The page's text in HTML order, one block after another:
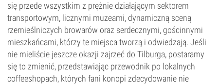
się przede wszystkim z prężnie działającym sektorem
transportowym, licznymi muzeami, dynamiczną sceną
rzemieślniczych browarów oraz serdecznymi, gościnnymi
mieszkańcami, którzy te miejsca tworzą i odwiedzają. Jeśli
nie mieliście jeszcze okazji zajrzeć do Tilburga, postaramy
się to zmienić, przedstawiając przewodnik po lokalnych
coffeeshopach, których fani konopi zdecydowanie nie